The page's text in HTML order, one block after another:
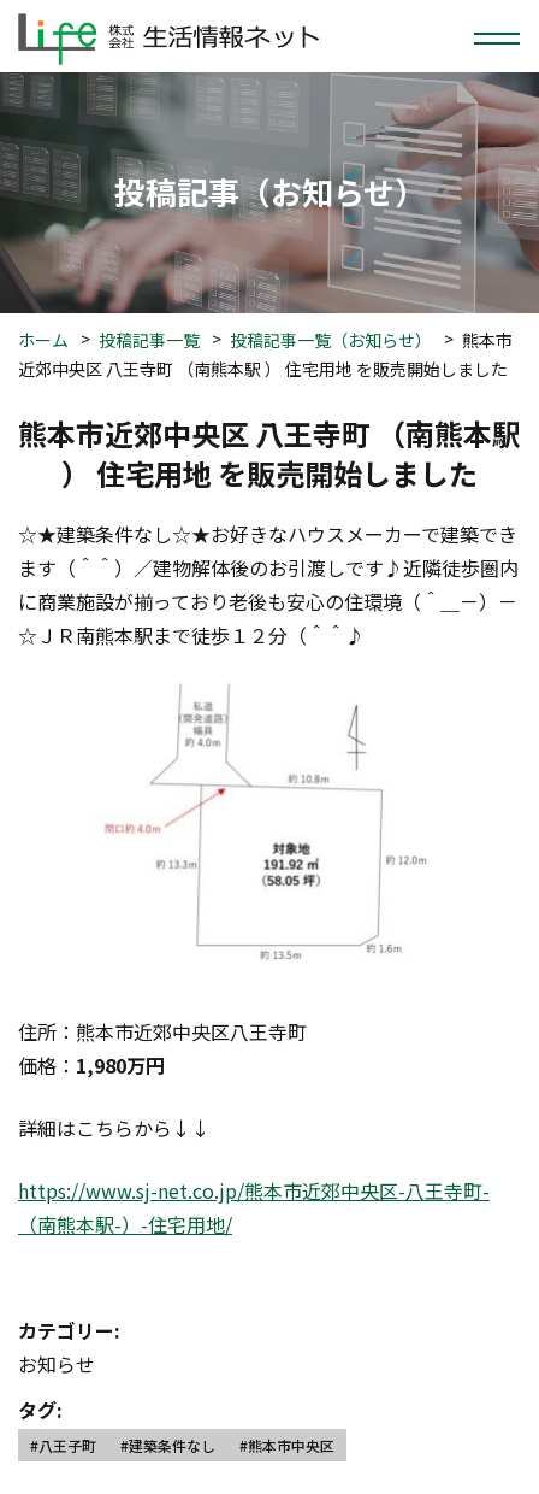
投稿記事（お知らせ）
ホーム 投稿記事一覧 投稿記事一覧（お知らせ）
熊本市
近郊中央区 八王寺町 （南熊本駅 ） 住宅用地 を販売開始しました
熊本市近郊中央区 八王寺町 （南熊本駅
） 住宅用地 を販売開始しました
☆★建築条件なし☆★お好きなハウスメーカーで建築でき
ます（＾＾）／建物解体後のお引渡しです♪近隣徒歩圏内
に商業施設が揃っており老後も安心の住環境（＾＿－）－
☆ＪＲ南熊本駅まで徒歩１２分（＾＾♪
住所：熊本市近郊中央区八王寺町
価格： 1,980万円
詳細はこちらから↓↓
https://www.sj-net.co.jp/熊本市近郊中央区-八王寺町-
（南熊本駅-）-住宅用地/
カテゴリー:
お知らせ
タグ:
#八王子町 #建築条件なし #熊本市中央区